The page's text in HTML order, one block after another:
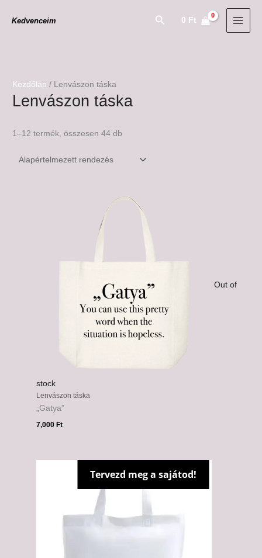
Kedvenceim Search
0 Ft
Kezdőlap / Lenvászon táska
Lenvászon táska
1–12 termék, összesen 44 db
Out of
stock
Lenvászon táska
„Gatya”
7,000 Ft
Tervezd meg a sajátod!